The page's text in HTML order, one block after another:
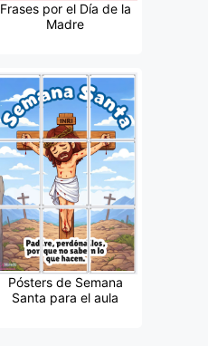
Frases por el Día de la
Madre
Pósters de Semana
Santa para el aula